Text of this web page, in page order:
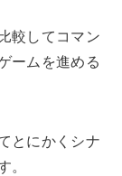
較してコマン
ームを進める
とにかくシナ
。